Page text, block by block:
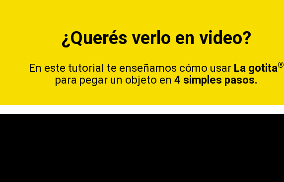
¿Querés verlo en video?
En este tutorial te enseñamos cómo usar La gotita®
para pegar un objeto en 4 simples pasos.